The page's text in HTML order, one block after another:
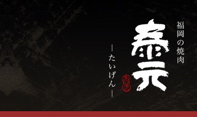
畜産農家直送
焼肉店
が自慢の福岡市の焼肉『泰元』